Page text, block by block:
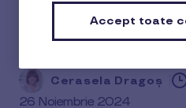
beneficii +
Cerasela Dragoș
26 Noiembrie 2024
Accept toate